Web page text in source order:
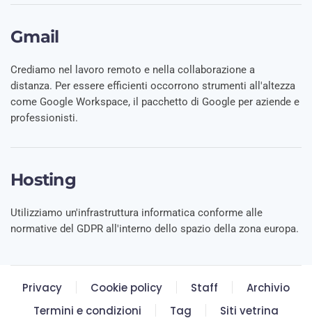
Gmail
Crediamo nel lavoro remoto e nella collaborazione a
distanza. Per essere efficienti occorrono strumenti all'altezza
come Google Workspace, il pacchetto di Google per aziende e
professionisti.
Hosting
Utilizziamo un'infrastruttura informatica conforme alle
normative del GDPR all'interno dello spazio della zona europa.
Privacy Cookie policy Staff
Archivio
Termini e condizioni
Tag Siti vetrina